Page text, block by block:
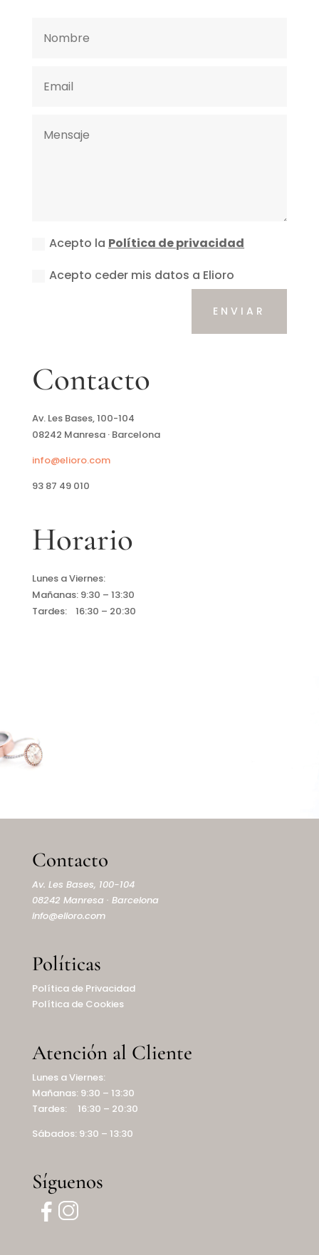
Acepto la Política de privacidad
Acepto ceder mis datos a Elioro
ENVIAR
Contacto
Av. Les Bases, 100-104
08242 Manresa · Barcelona
info@elioro.com
93 87 49 010
Horario
Lunes a Viernes:
Mañanas: 9:30 – 13:30
Tardes: 16:30 – 20:30
Contacto
Av. Les Bases, 100-104
08242 Manresa · Barcelona
info@elioro.com
Políticas
Política de Privacidad
Política de Cookies
Atención al Cliente
Lunes a Viernes:
Mañanas: 9:30 – 13:30
Tardes: 16:30 – 20:30
Sábados: 9:30 – 13:30
Síguenos